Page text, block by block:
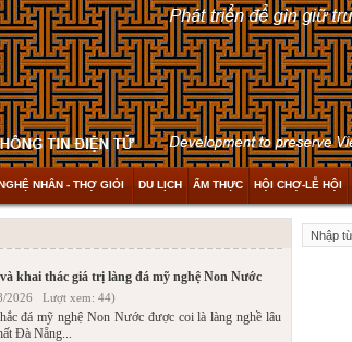
NHÂN - THỢ GIỎI DU LỊCH ẨM THỰC HỘI CHỢ-LỄ HỘI
khai thác giá trị làng đá mỹ nghệ Non Nước
2026 Lượt xem: 44)
đá mỹ nghệ Non Nước được coi là làng nghề lâu
Đà Nẵng...